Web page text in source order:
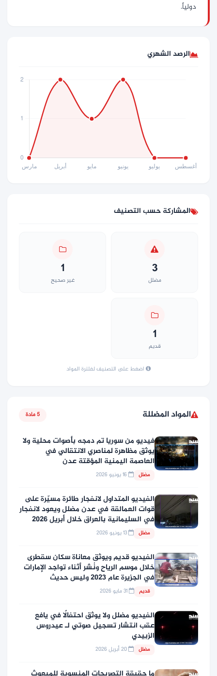
دولياً.
الرصد الشهري
المشاركة حسب التصنيف
3
مضلل
1
غير صحيح
1
قديم
اضغط على التصنيف لفلترة المواد
المواد المضللة 5 مادة
فيديو من سوريا تم دمجه بأصوات محلية ولا
يوثق مظاهرة لمناصري الانتقالي في
العاصمة اليمنية المؤقتة عدن
مضلل
الفيديو المتداول لانفجار طائرة مسيّرة على
قوات العمالقة في عدن مضلل ويعود لانفجار
في السليمانية بالعراق خلال أبريل 2026
مضلل
الفيديو قديم ويوثق معاناة سكان سقطرى
خلال موسم الرياح ونُشر أثناء تواجد الإمارات
في الجزيرة عام 2023 وليس حديث
قديم
الفيديو مضلل ولا يوثق احتفالًا في يافع
عقب انتشار تسجيل صوتي لـ عيدروس
الزبيدي
مضلل